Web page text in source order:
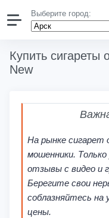
Выберите город:
Купить сигареты
New
На рынке сигарет
мошенники.
отзывы с видео и
Берегите свои
соблазняйтесь на
цены.